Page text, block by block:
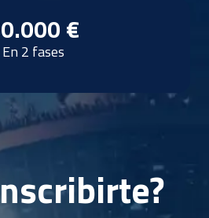
€
En 2 fases